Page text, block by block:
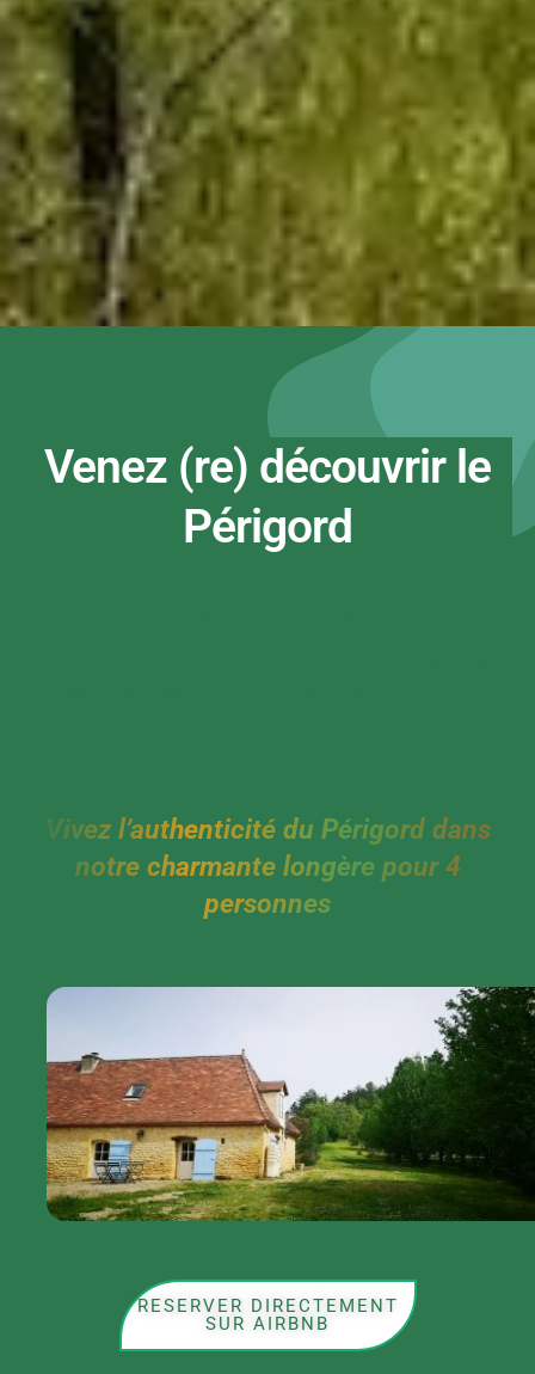
Venez (re) découvrir le
Périgord
Vivez l’authenticité du Périgord dans
notre charmante longère pour 4
personnes
RESERVER DIRECTEMENT
SUR AIRBNB